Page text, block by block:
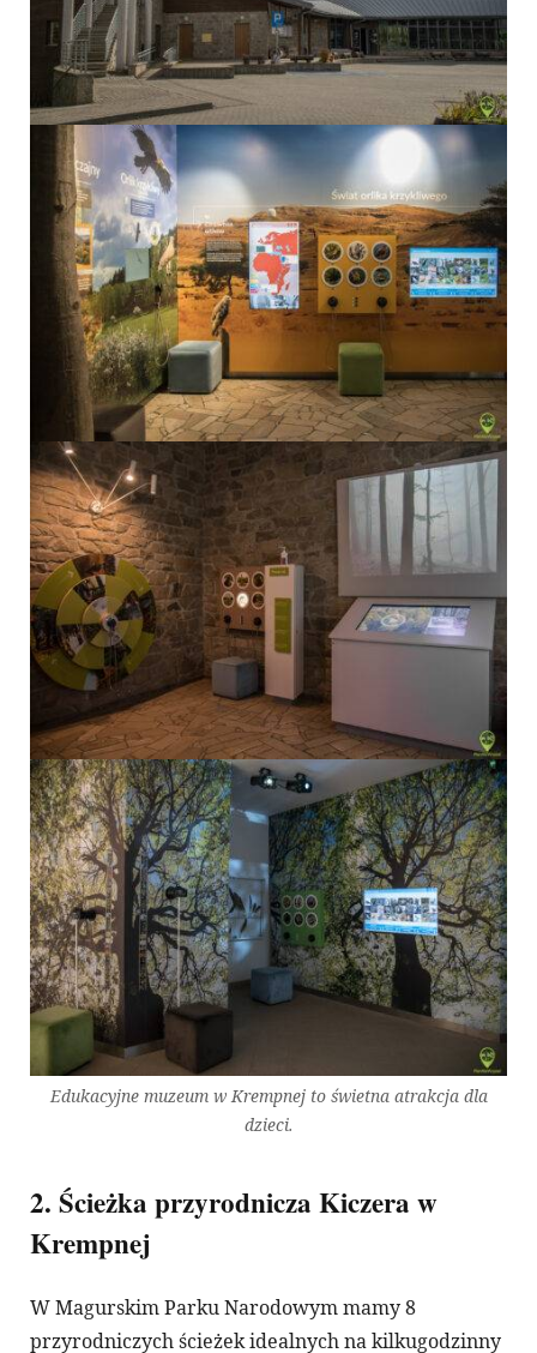
Edukacyjne muzeum w Krempnej to świetna atrakcja dla
dzieci.
2. Ścieżka przyrodnicza Kiczera w
Krempnej
W Magurskim Parku Narodowym mamy 8
przyrodniczych ścieżek idealnych na kilkugodzinny